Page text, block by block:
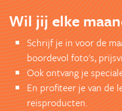
Wil jij elke
Schrijf je in voor de
boordevol foto's,
Ook ontvang je
En profiteer je van de
reisproducten.